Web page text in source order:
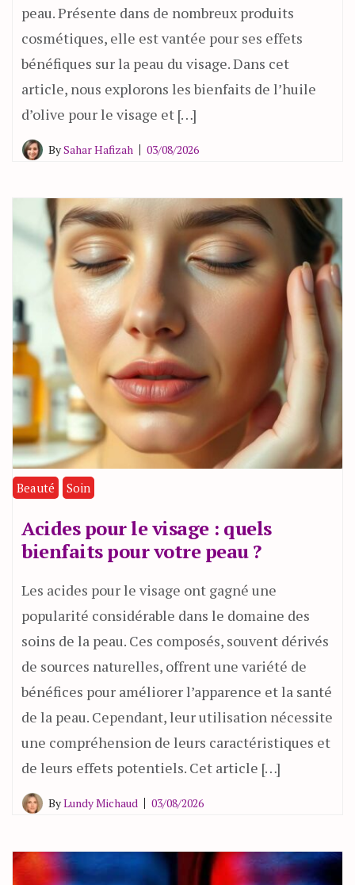
peau. Présente dans de nombreux produits
cosmétiques, elle est vantée pour ses effets
bénéfiques sur la peau du visage. Dans cet
article, nous explorons les bienfaits de l’huile
d’olive pour le visage et […]
BySahar Hafizah 03/08/2026
Beauté Soin
Acides pour le visage : quels
bienfaits pour votre peau ?
Les acides pour le visage ont gagné une
popularité considérable dans le domaine des
soins de la peau. Ces composés, souvent dérivés
de sources naturelles, offrent une variété de
bénéfices pour améliorer l’apparence et la santé
de la peau. Cependant, leur utilisation nécessite
une compréhension de leurs caractéristiques et
de leurs effets potentiels. Cet article […]
ByLundy Michaud 03/08/2026